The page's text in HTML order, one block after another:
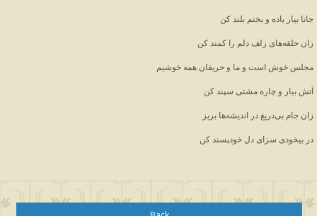
جانا بیار باده و بختم بلند کن
زان حلقه‌های زلف دلم را کمند کن
مجلس خوش است و ما و حریفان همه خوشیم
آتش بیار و چاره مشتی سپند کن
زان جام بی‌دریغ در اندیشه‌ها بریز
در بیخودی سزای دل خودپسند کن